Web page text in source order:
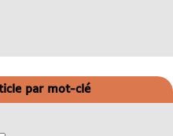
par mot-clé